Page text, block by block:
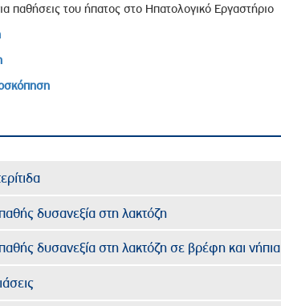
παθήσεις του ήπατος στο Ηπατολογικό Εργαστήριο
δυσανεξία στη λακτόζη
δυσανεξία στη λακτόζη σε βρέφη και νήπια